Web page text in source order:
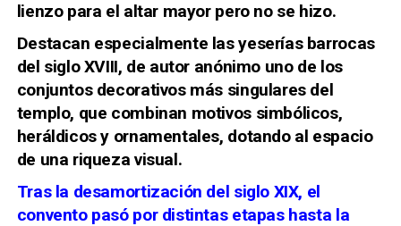
lienzo para el altar mayor pero no se hizo.
Destacan especialmente las yeserías barrocas
del siglo XVIII, de autor anónimo uno de los
conjuntos decorativos más singulares del
templo, que combinan motivos simbólicos,
heráldicos y ornamentales, dotando al espacio
de una riqueza visual.
Tras la desamortización del siglo XIX, el
convento pasó por distintas etapas hasta la